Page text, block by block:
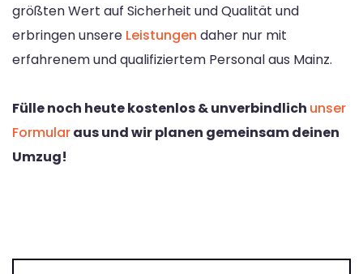
größten Wert auf Sicherheit und Qualität und
erbringen unsere Leistungen daher nur mit
erfahrenem und qualifiziertem Personal aus Mainz.
Fülle noch heute kostenlos & unverbindlich unser
Formularaus und wir planen gemeinsam deinen
Umzug!